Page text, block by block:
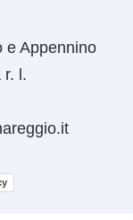
e Appennino
r. l.